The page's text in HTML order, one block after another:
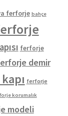
ferforje bahçe
ferforje
demir
ferforje
korumalık
modeli